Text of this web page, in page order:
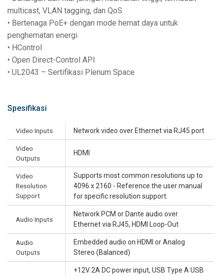
multicast, VLAN tagging, dan QoS
• Bertenaga PoE+ dengan mode hemat daya untuk
penghematan energi
• HControl
• Open Direct-Control API
• UL2043 – Sertifikasi Plenum Space
Spesifikasi
Video Inputs Network video over Ethernet via RJ45 port
Video
Outputs
HDMI
Video
Resolution
Support
Supports most common resolutions up to
4096 x 2160 - Reference the user manual
for specific resolution support.
Audio Inputs
Network PCM or Dante audio over
Ethernet via RJ45, HDMI Loop-Out
Audio
Outputs
Embedded audio on HDMI or Analog
Stereo (Balanced)
+12V 2A DC power input, USB Type A USB